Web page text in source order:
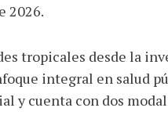
2026.
tropicales desde la
integral en salud
y cuenta con dos